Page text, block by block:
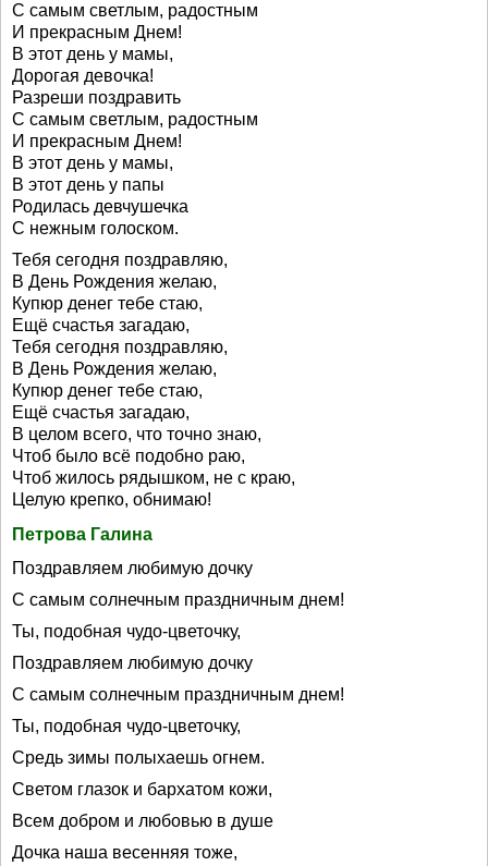
С самым светлым, радостным
И прекрасным Днем!
В этот день у мамы,
Дорогая девочка!
Разреши поздравить
С самым светлым, радостным
И прекрасным Днем!
В этот день у мамы,
В этот день у папы
Родилась девчушечка
С нежным голоском.
Тебя сегодня поздравляю,
В День Рождения желаю,
Купюр денег тебе стаю,
Ещё счастья загадаю,
Тебя сегодня поздравляю,
В День Рождения желаю,
Купюр денег тебе стаю,
Ещё счастья загадаю,
В целом всего, что точно знаю,
Чтоб было всё подобно раю,
Чтоб жилось рядышком, не с краю,
Целую крепко, обнимаю!
Петрова Галина
Поздравляем любимую дочку
С самым солнечным праздничным днем!
Ты, подобная чудо-цветочку,
Поздравляем любимую дочку
С самым солнечным праздничным днем!
Ты, подобная чудо-цветочку,
Средь зимы полыхаешь огнем.
Светом глазок и бархатом кожи,
Всем добром и любовью в душе
Дочка наша весенняя тоже,